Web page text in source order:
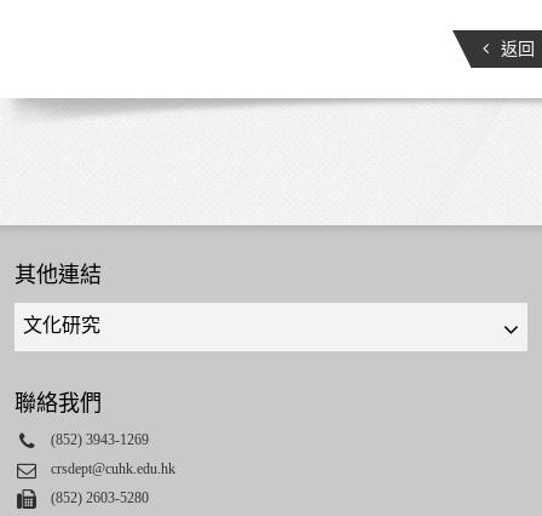
返回
其他連結
Quick
links
select
聯絡我們
Phone
(852) 3943-1269
Email
crsdept@cuhk.edu.hk
Fax(852) 2603-5280